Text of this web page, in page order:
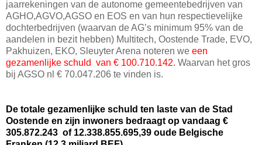
jaarrekeningen van de autonome gemeentebedrijven van
AGHO,AGVO,AGSO en EOS en van hun respectievelijke
dochterbedrijven (waarvan de AG’s minimum 95% van de
aandelen in bezit hebben) Multitech, Oostende Trade, EVO,
Pakhuizen, EKO, Sleuyter Arena noteren we een
gezamenlijke schuld van € 100.710.142. Waarvan het gros
bij AGSO nl € 70.047.206 te vinden is.
De totale gezamenlijke schuld ten laste van de Stad
Oostende en zijn inwoners bedraagt op vandaag €
305.872.243 of 12.338.855.695,39 oude Belgische